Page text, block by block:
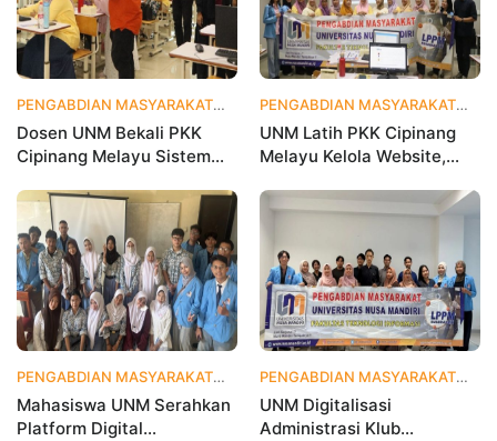
PENGABDIAN MASYARAKAT 1 bulan yang lalu
Dosen UNM Bekali PKK
Cipinang Melayu Sistem
Dorong Pemberdayaan
Berbasis Data
PENGABDIAN MASYARAKAT
UNM Latih PKK Cipinang
Melayu Kelola Website,
Digital Masyarakat
PENGABDIAN MASYARAKAT 1 bulan yang lalu
Mahasiswa UNM Serahkan
Platform Digital
PENGABDIAN MASYARAKAT
UNM Digitalisasi
Administrasi Klub